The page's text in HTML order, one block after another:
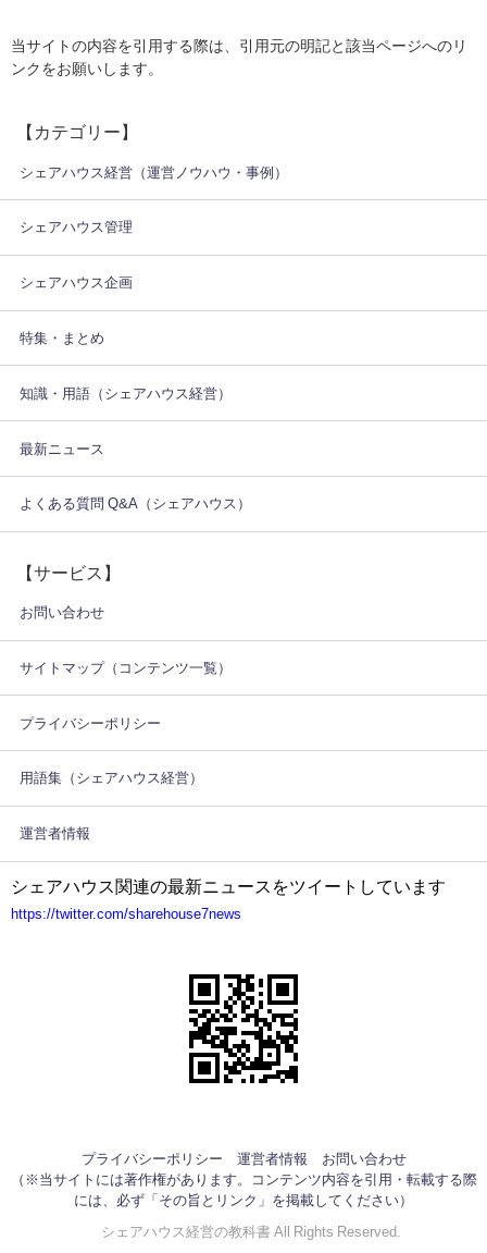
当サイトの内容を引用する際は、 引用元の明記と該当ページへのリ
ンクをお願いします。
【カテゴリー】
シェアハウス経営（運営ノウハウ・事例）
シェアハウス管理
シェアハウス企画
特集・まとめ
知識・用語（シェアハウス経営）
最新ニュース
よくある質問 Q&A（シェアハウス）
【サービス】
お問い合わせ
サイトマップ（コンテンツ一覧）
プライバシーポリシー
用語集（シェアハウス経営）
運営者情報
シェアハウス関連の最新ニュースをツイートしています
https://twitter.com/sharehouse7news
プライバシーポリシー 運営者情報
お問い合わせ
（※当サイトには著作権があります。コンテンツ内容を引用・転載する際
には、必ず「その旨とリンク」を掲載してください）
©シェアハウス経営の教科書 All Rights Reserved.